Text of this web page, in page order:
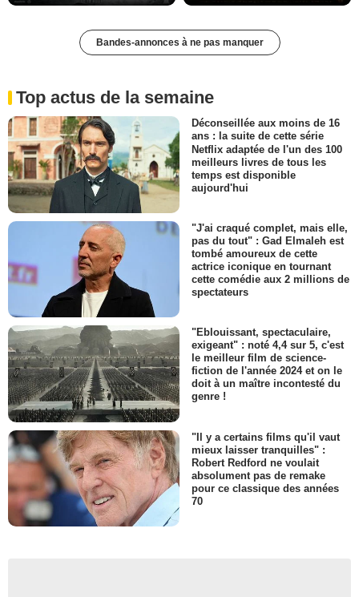
Bandes-annonces à ne pas manquer
Top actus de la semaine
Déconseillée aux moins de 16
ans : la suite de cette série
Netflix adaptée de l'un des 100
meilleurs livres de tous les
temps est disponible
aujourd'hui
"J'ai craqué complet, mais elle,
pas du tout" : Gad Elmaleh est
tombé amoureux de cette
actrice iconique en tournant
cette comédie aux 2 millions de
spectateurs
"Eblouissant, spectaculaire,
exigeant" : noté 4,4 sur 5, c'est
le meilleur film de science-
fiction de l'année 2024 et on le
doit à un maître incontesté du
genre !
"Il y a certains films qu'il vaut
mieux laisser tranquilles" :
Robert Redford ne voulait
absolument pas de remake
pour ce classique des années
70